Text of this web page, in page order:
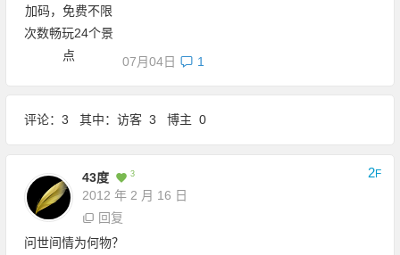
07月04日 1
评论：3 其中：访客 3 博主 0
43度 3
2012 年 2 月 16 日
2F
回复
问世间情为何物？